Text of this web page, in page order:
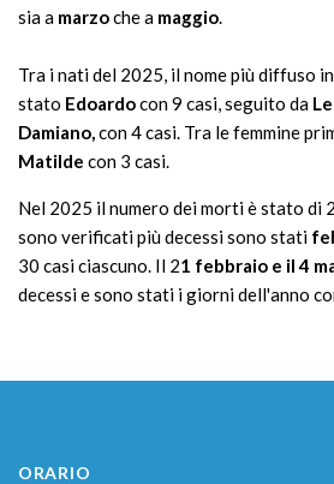
sia a marzoche a maggio.
Tra i nati del 2025, il nome più diffuso
stato Edoardocon 9 casi, seguito da
Damiano,con 4 casi. Tra le femmine
Matilde con 3 casi.
Nel 2025 il numero dei morti è stato di
sono verificati più decessi sono stati
30 casi ciascuno. Il 21 febbraio e il 4
decessi e sono stati i giorni dell'anno
ORARIO